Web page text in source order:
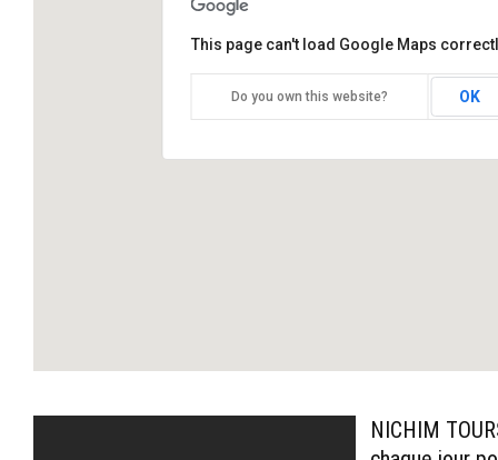
FOSSE DES PERROQUETS
This page can't load Google Maps
Do you own this website? OK
NICHIM